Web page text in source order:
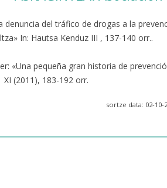
denuncia del tráfico de drogas a la
In: Hautsa Kenduz III , 137-140 orr..
«Una pequeña gran historia de
(2011), 183-192 orr.
sortze data: 02-10-